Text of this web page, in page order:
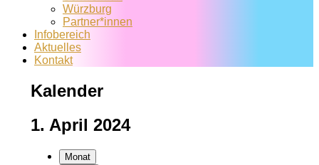
Würzburg
Partner*innen
Infobereich
Aktuelles
Kontakt
Kalender
1. April 2024
Monat